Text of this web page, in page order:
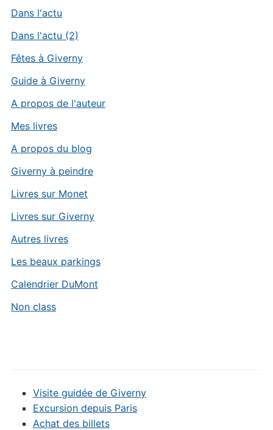
Dans l'actu
Dans l'actu (2)
Fêtes à Giverny
Guide à Giverny
A propos de l'auteur
Mes livres
A propos du blog
Giverny à peindre
Livres sur Monet
Livres sur Giverny
Autres livres
Les beaux parkings
Calendrier DuMont
Non class
Visite guidée de Giverny
Excursion depuis Paris
Achat des billets